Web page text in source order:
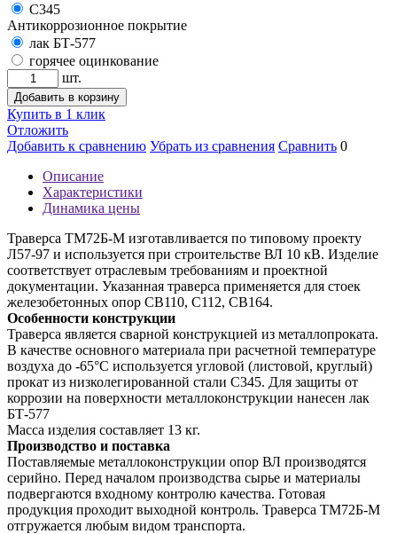
С345
Антикоррозионное покрытие
лак БТ-577
горячее оцинкование
шт.
Добавить в корзину
Купить в 1 клик
Отложить
Добавить к сравнению Убрать из сравнения Сравнить 0
Описание
Характеристики
Динамика цены
Траверса ТМ72Б-М изготавливается по типовому проекту
Л57-97 и используется при строительстве ВЛ 10 кВ. Изделие
соответствует отраслевым требованиям и проектной
документации. Указанная траверса применяется для стоек
железобетонных опор СВ110, С112, СВ164.
Особенности конструкции
Траверса является сварной конструкцией из металлопроката.
В качестве основного материала при расчетной температуре
воздуха до -65°С используется угловой (листовой, круглый)
прокат из низколегированной стали С345. Для защиты от
коррозии на поверхности металлоконструкции нанесен лак
БТ-577
Масса изделия составляет 13 кг.
Производство и поставка
Поставляемые металлоконструкции опор ВЛ производятся
серийно. Перед началом производства сырье и материалы
подвергаются входному контролю качества. Готовая
продукция проходит выходной контроль. Траверса ТМ72Б-М
отгружается любым видом транспорта.